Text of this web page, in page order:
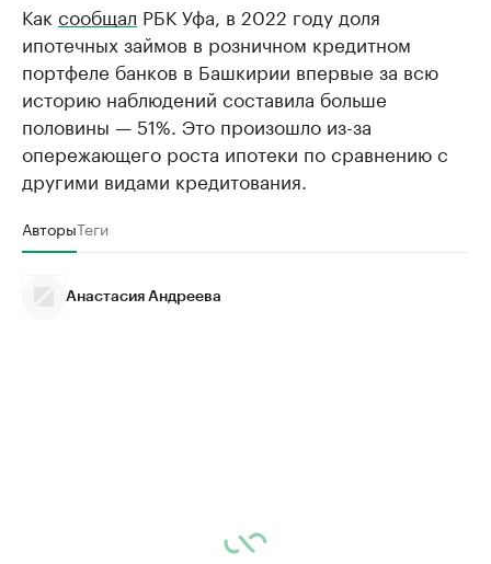
Как сообщал РБК Уфа, в 2022 году доля
ипотечных займов в розничном кредитном
портфеле банков в Башкирии впервые за всю
историю наблюдений составила больше
половины — 51%. Это произошло из-за
опережающего роста ипотеки по сравнению с
другими видами кредитования.
АвторыТеги
Анастасия Андреева